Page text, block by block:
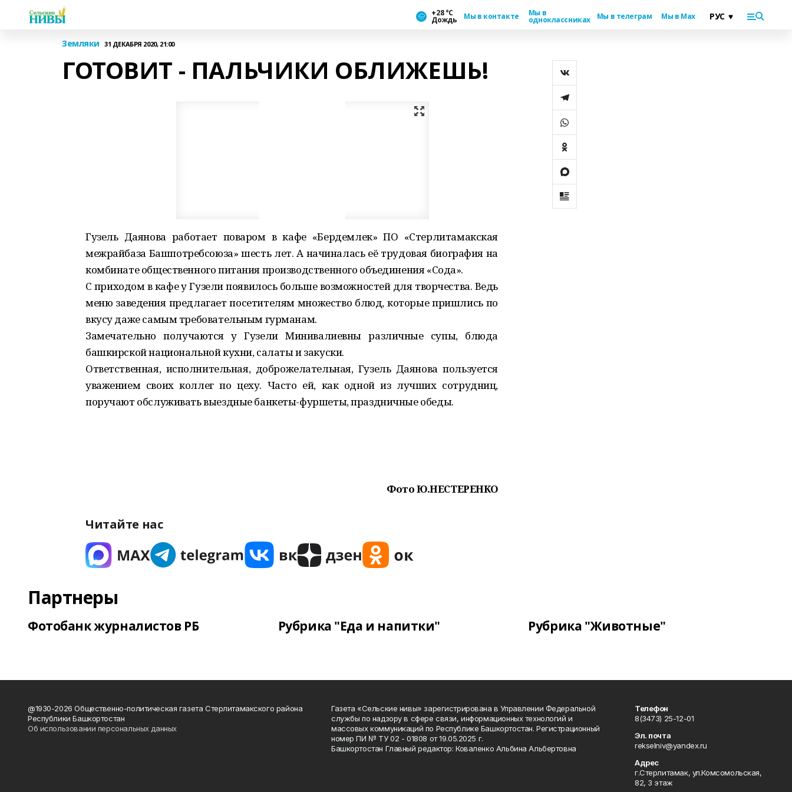
+28 °С
Дождь Мы в контакте Мы в
одноклассниках Мы в телеграм Мы в Max
Земляки 31 ДЕКАБРЯ 2020, 21:00
ГОТОВИТ - ПАЛЬЧИКИ ОБЛИЖЕШЬ!
Гузель Даянова работает поваром в кафе «Бердемлек» ПО «Стерлитамакская
межрайбаза Башпотребсоюза» шесть лет. А начиналась её трудовая биография на
комбинате общественного питания производственного объединения «Сода».
С приходом в кафе у Гузели появилось больше возможностей для творчества. Ведь
меню заведения предлагает посетителям множество блюд, которые пришлись по
вкусу даже самым требовательным гурманам.
Замечательно получаются у Гузели Минивалиевны различные супы, блюда
башкирской национальной кухни, салаты и закуски.
Ответственная, исполнительная, доброжелательная, Гузель Даянова пользуется
уважением своих коллег по цеху. Часто ей, как одной из лучших сотрудниц,
поручают обслуживать выездные банкеты-фуршеты, праздничные обеды.
Фото Ю.НЕСТЕРЕНКО
Читайте нас
Партнеры
Фотобанк журналистов РБ Рубрика "Еда и напитки" Рубрика "Животные"
@1930-2026 Общественно-политическая газета Стерлитамакского района
Республики Башкортостан
Об использовании персональных данных
Газета «Сельские нивы» зарегистрирована в Управлении Федеральной
службы по надзору в сфере связи, информационных технологий и
массовых коммуникаций по Республике Башкортостан. Регистрационный
номер ПИ № ТУ 02 - 01808 от 19.05.2025 г.
Башкортостан Главный редактор: Коваленко Альбина Альбертовна
Телефон
8(3473) 25-12-01
Эл. почта
rekselniv@yandex.ru
Адрес
г.Стерлитамак, ул.Комсомольская,
82, 3 этаж